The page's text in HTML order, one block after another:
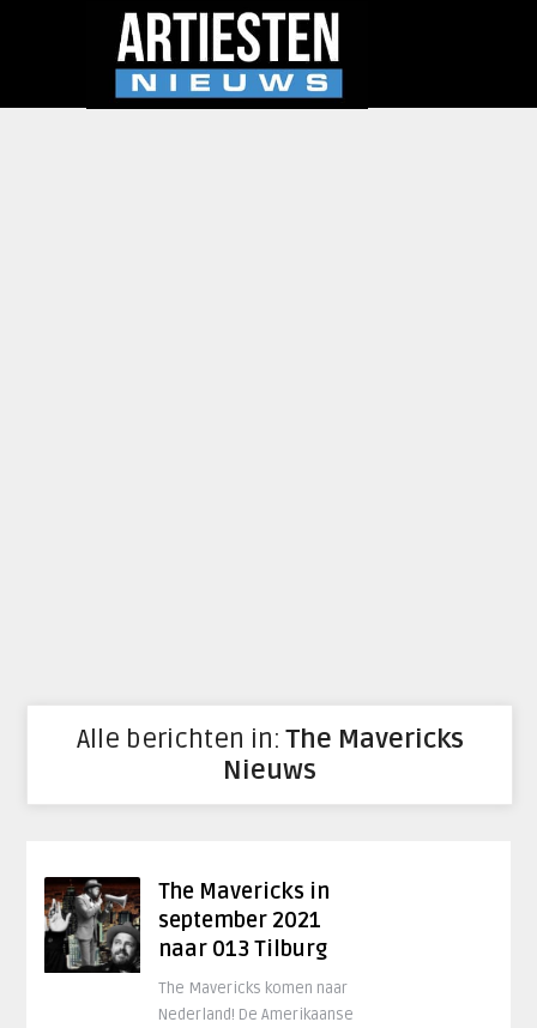
Alle berichten in:The Mavericks
Nieuws
The Mavericks in
september 2021
naar 013 Tilburg
The Mavericks komen naar
Nederland! De Amerikaanse